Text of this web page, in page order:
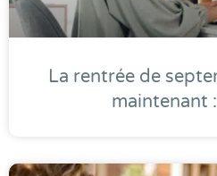
La rentrée de
maintenant